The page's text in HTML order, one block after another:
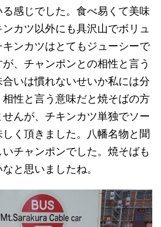
感じでした。食べ易くて美味
カツ以外にも具沢山でボリュ
ンカツはとてもジューシーで
、チャンポンとの相性と言う
いは慣れないせいか私には分
性と言う意味だと焼そばの方
んが、チキンカツ単独でソー
く頂きました。八幡名物と聞
チャンポンでした。焼そばも
と思いましたね。